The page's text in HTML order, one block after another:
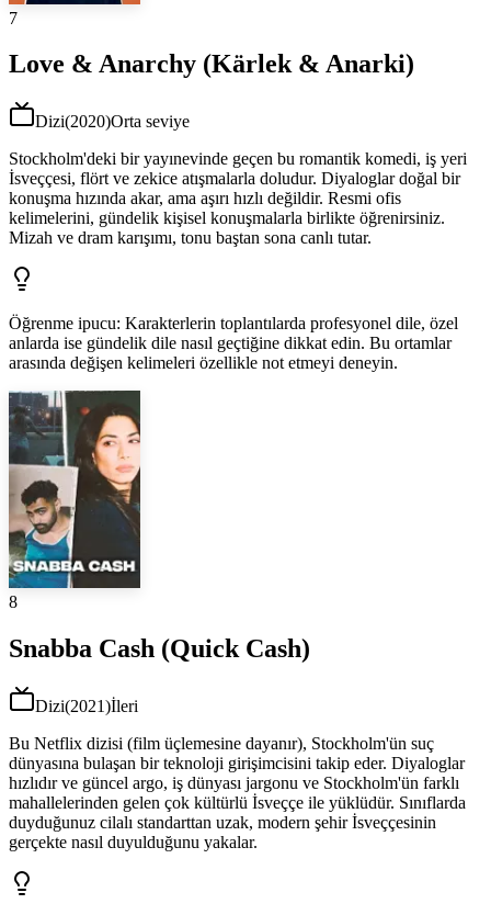
7
Love & Anarchy (Kärlek & Anarki)
Dizi(2020)Orta seviye
Stockholm'deki bir yayınevinde geçen bu romantik komedi, iş yeri
İsveççesi, flört ve zekice atışmalarla doludur. Diyaloglar doğal bir
konuşma hızında akar, ama aşırı hızlı değildir. Resmi ofis
kelimelerini, gündelik kişisel konuşmalarla birlikte öğrenirsiniz.
Mizah ve dram karışımı, tonu baştan sona canlı tutar.
Öğrenme ipucu: Karakterlerin toplantılarda profesyonel dile, özel
anlarda ise gündelik dile nasıl geçtiğine dikkat edin. Bu ortamlar
arasında değişen kelimeleri özellikle not etmeyi deneyin.
8
Snabba Cash (Quick Cash)
Dizi(2021)İleri
Bu Netflix dizisi (film üçlemesine dayanır), Stockholm'ün suç
dünyasına bulaşan bir teknoloji girişimcisini takip eder. Diyaloglar
hızlıdır ve güncel argo, iş dünyası jargonu ve Stockholm'ün farklı
mahallelerinden gelen çok kültürlü İsveççe ile yüklüdür. Sınıflarda
duyduğunuz cilalı standarttan uzak, modern şehir İsveççesinin
gerçekte nasıl duyulduğunu yakalar.